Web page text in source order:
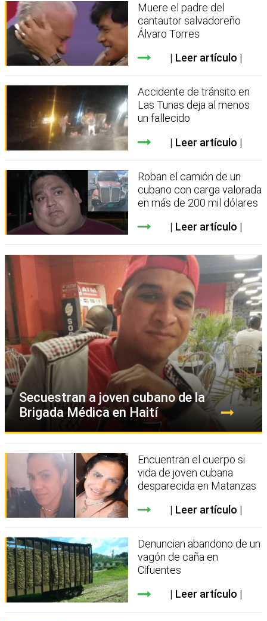
Muere el padre del
cantautor salvadoreño
Álvaro Torres
Leer artículo
Accidente de tránsito en
Las Tunas deja al menos
un fallecido
Leer artículo
Roban el camión de un
cubano con carga valorada
en más de 200 mil dólares
Leer artículo
Secuestran a joven cubano de la
Brigada Médica en Haití
Encuentran el cuerpo si
vida de joven cubana
desparecida en Matanzas
Leer artículo
Denuncian abandono de un
vagón de caña en
Cifuentes
Leer artículo